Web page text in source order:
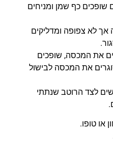
כף שמן ומניחים
לא צפופה ומדליקים
את המכסה, שופכים
את המכסה לבישול
לצד הרוטב שנתתי
או טופו.